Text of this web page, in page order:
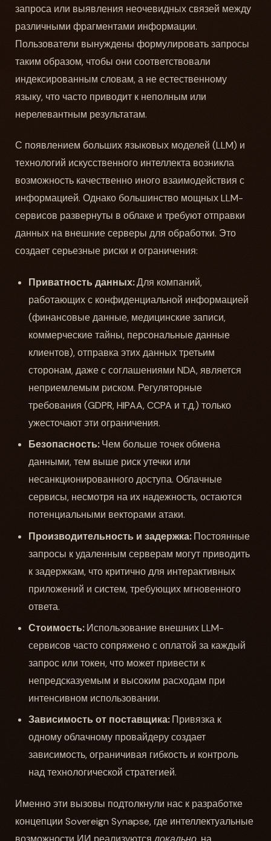
запроса или выявления неочевидных связей между
различными фрагментами информации.
Пользователи вынуждены формулировать запросы
таким образом, чтобы они соответствовали
индексированным словам, а не естественному
языку, что часто приводит к неполным или
нерелевантным результатам.
С появлением больших языковых моделей (LLM) и
технологий искусственного интеллекта возникла
возможность качественно иного взаимодействия с
информацией. Однако большинство мощных LLM-
сервисов развернуты в облаке и требуют отправки
данных на внешние серверы для обработки. Это
создает серьезные риски и ограничения:
Приватность данных:Для компаний,
работающих с конфиденциальной информацией
(финансовые данные, медицинские записи,
коммерческие тайны, персональные данные
клиентов), отправка этих данных третьим
сторонам, даже с соглашениями NDA, является
неприемлемым риском. Регуляторные
требования (GDPR, HIPAA, CCPA и т.д.) только
ужесточают эти ограничения.
Безопасность:Чем больше точек обмена
данными, тем выше риск утечки или
несанкционированного доступа. Облачные
сервисы, несмотря на их надежность, остаются
потенциальными векторами атаки.
Производительность и задержка:Постоянные
запросы к удаленным серверам могут приводить
к задержкам, что критично для интерактивных
приложений и систем, требующих мгновенного
ответа.
Стоимость:Использование внешних LLM-
сервисов часто сопряжено с оплатой за каждый
запрос или токен, что может привести к
непредсказуемым и высоким расходам при
интенсивном использовании.
Зависимость от поставщика:Привязка к
одному облачному провайдеру создает
зависимость, ограничивая гибкость и контроль
над технологической стратегией.
Именно эти вызовы подтолкнули нас к разработке
концепции Sovereign Synapse, где интеллектуальные